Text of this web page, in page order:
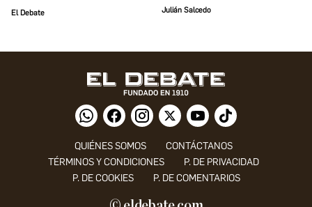
El Debate Julián Salcedo
QUIÉNES SOMOS
CONTÁCTANOS
TÉRMINOS Y CONDICIONES
P. DE PRIVACIDAD
P. DE COOKIES
P. DE COMENTARIOS